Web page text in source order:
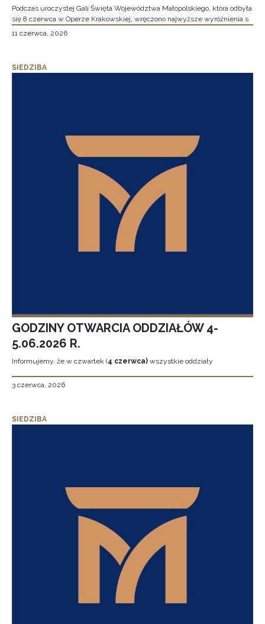
Podczas uroczystej Gali Święta Województwa Małopolskiego, która odbyła
się 8 czerwca w Operze Krakowskiej, wręczono najwyższe wyróżnienia s
11 czerwca, 2026
SIEDZIBA
GODZINY OTWARCIA ODDZIAŁÓW 4-
5.06.2026 R.
Informujemy, że w czwartek (4 czerwca) wszystkie oddziały
3 czerwca, 2026
SIEDZIBA